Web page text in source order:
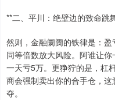
**二、平川：绝壁边的致命跳
然则，金融阛阓的铁律是：
同等倍数放大风险。阿谁让
一天亏5万。更狰狞的是，
商会强制卖出你的合手仓，这
夺。